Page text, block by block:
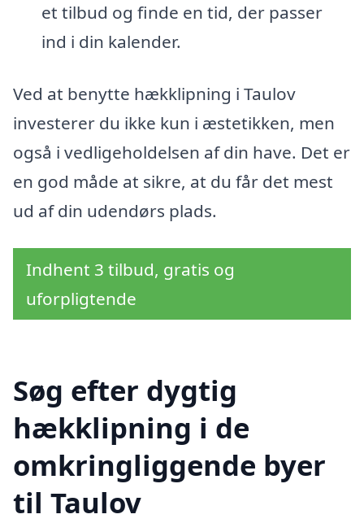
et tilbud og finde en tid, der passer
ind i din kalender.
Ved at benytte hækklipning i Taulov
investerer du ikke kun i æstetikken, men
også i vedligeholdelsen af din have. Det er
en god måde at sikre, at du får det mest
ud af din udendørs plads.
Indhent 3 tilbud, gratis og
uforpligtende
Søg efter dygtig
hækklipning i de
omkringliggende byer
til Taulov